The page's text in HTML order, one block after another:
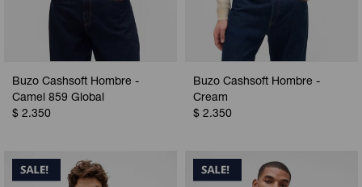
Buzo Cashsoft Hombre -
Camel 859 Global
$ 2.350
Buzo Cashsoft Hombre -
Cream
$ 2.350